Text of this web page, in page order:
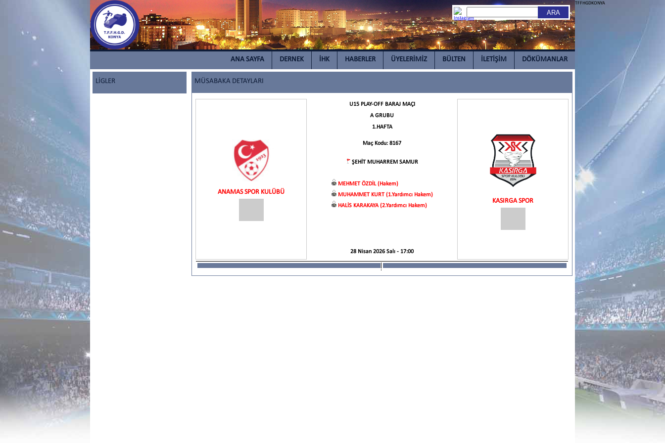
ANA SAYFA DERNEK İHK HABERLER ÜYELERİMİZ BÜLTEN İLETİŞİM DÖKÜMANLAR
LİGLER MÜSABAKA DETAYLARI
ANAMAS SPOR KULÜBÜ
U15 PLAY-OFF BARAJ MAÇI
A GRUBU
1.HAFTA
Maç Kodu: 8167
ŞEHİT MUHARREM SAMUR
MEHMET ÖZDİL (Hakem)
MUHAMMET KURT (1.Yardımcı Hakem)
HALİS KARAKAYA (2.Yardımcı Hakem)
28 Nisan 2026 Salı - 17:00
KASIRGA SPOR
TFFHGDKONYA